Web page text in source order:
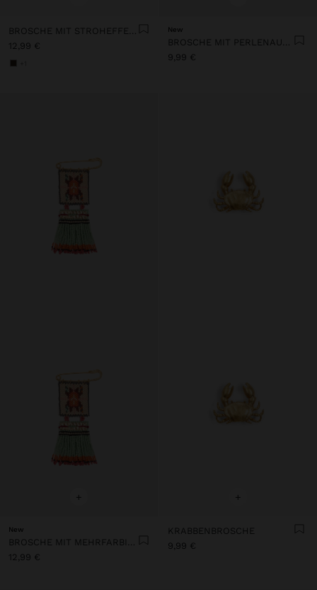
BROSCHE MIT STROHEFFEKT BLUME
12,99 €
New
BROSCHE MIT PERLENAUGE
9,99 €
+
New
12,99 €
+
KRABBENBROSCHE
9,99 €